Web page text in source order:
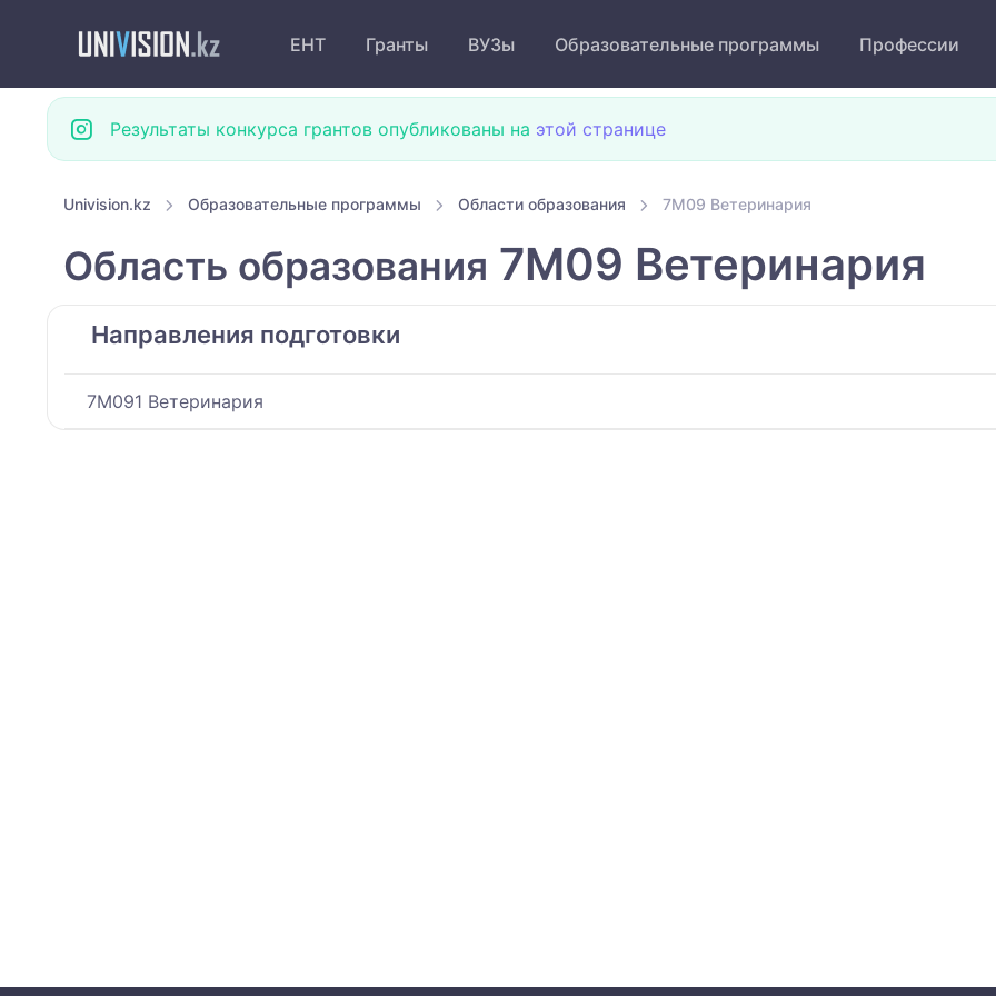
ЕНТ Гранты ВУЗы Образовательные программы Профессии
Результаты конкурса грантов опубликованы на этой странице
Univision.kz Образовательные программы Области образования 7M09 Ветеринария
Область образования 7M09 Ветеринария
Направления подготовки
7M091 Ветеринария